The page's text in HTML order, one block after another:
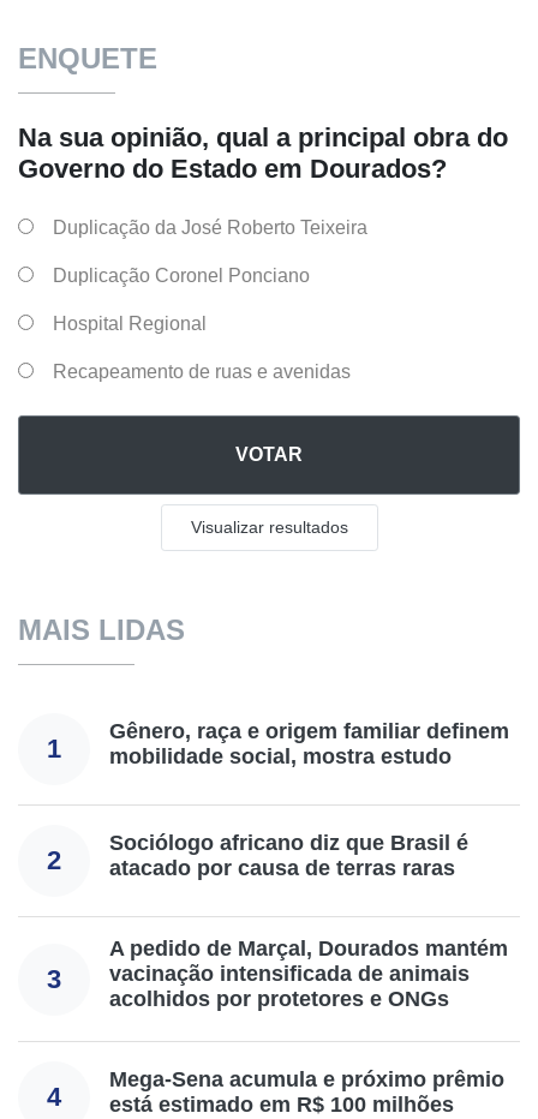
ENQUETE
Na sua opinião, qual a principal obra do
Governo do Estado em Dourados?
Duplicação da José Roberto Teixeira
Duplicação Coronel Ponciano
Hospital Regional
Recapeamento de ruas e avenidas
VOTAR
Visualizar resultados
MAIS LIDAS
1
Gênero, raça e origem familiar definem
mobilidade social, mostra estudo
2
Sociólogo africano diz que Brasil é
atacado por causa de terras raras
3
A pedido de Marçal, Dourados mantém
vacinação intensificada de animais
acolhidos por protetores e ONGs
4
Mega-Sena acumula e próximo prêmio
está estimado em R$ 100 milhões